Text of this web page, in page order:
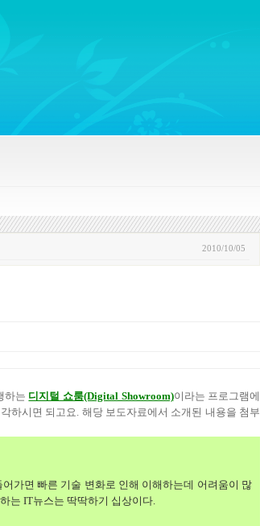
2010/10/05
하는 디지털 쇼룸(Digital Showroom)이라는 프로그램에
하시면 되고요. 해당 보도자료에서 소개된 내용을 첨부
가면 빠른 기술 변화로 인해 이해하는데 어려움이 많
는 IT뉴스는 딱딱하기 십상이다.